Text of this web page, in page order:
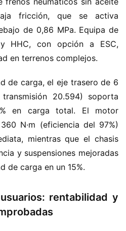
fricción, que se activa
de 0,86 MPa. Equipa de
HHC, con opción a ESC,
en terrenos complejos.
de carga, el eje trasero de 6
20.594) soporta
en carga total. El motor
N·m (eficiencia del 97%)
mientras que el chasis
y suspensiones mejoradas
de carga en un 15%.
rentabilidad y